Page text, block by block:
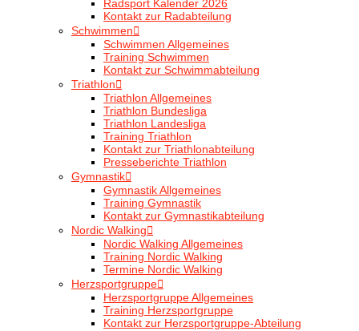
Radsport Kalender 2026
Kontakt zur Radabteilung
Schwimmen
Schwimmen Allgemeines
Training Schwimmen
Kontakt zur Schwimmabteilung
Triathlon
Triathlon Allgemeines
Triathlon Bundesliga
Triathlon Landesliga
Training Triathlon
Kontakt zur Triathlonabteilung
Presseberichte Triathlon
Gymnastik
Gymnastik Allgemeines
Training Gymnastik
Kontakt zur Gymnastikabteilung
Nordic Walking
Nordic Walking Allgemeines
Training Nordic Walking
Termine Nordic Walking
Herzsportgruppe
Herzsportgruppe Allgemeines
Training Herzsportgruppe
Kontakt zur Herzsportgruppe-Abteilung